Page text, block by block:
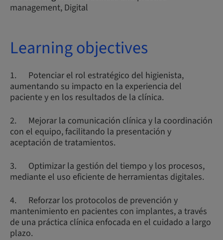
management, Digital
Learning objectives
1. Potenciar el rol estratégico del higienista,
aumentando su impacto en la experiencia del
paciente y en los resultados de la clínica.
2. Mejorar la comunicación clínica y la coordinación
con el equipo, facilitando la presentación y
aceptación de tratamientos.
3. Optimizar la gestión del tiempo y los procesos,
mediante el uso eficiente de herramientas digitales.
4. Reforzar los protocolos de prevención y
mantenimiento en pacientes con implantes, a través
de una práctica clínica enfocada en el cuidado a largo
plazo.